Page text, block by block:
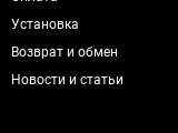
Установка
Возврат и обмен
Новости и статьи